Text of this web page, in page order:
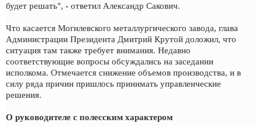
будет решать", - ответил Александр Сакович.
Что касается Могилевского металлургического завода, глава
Администрации Президента Дмитрий Крутой доложил, что
ситуация там также требует внимания. Недавно
соответствующие вопросы обсуждались на заседании
исполкома. Отмечается снижение объемов производства, и в
силу ряда причин пришлось принимать управленческие
решения.
О руководителе с полесским характером